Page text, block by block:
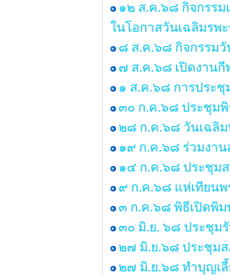
๑๒ ส.ค.๖๘ กิจกรรม
ในโอกาสวันเฉลิมรพ
๘ ส.ค.๖๘ กิจกรรม
๗ ส.ค.๖๘ เปิดงานกี
๑ ส.ค.๖๘ การประ
๓๐ ก.ค.๖๘ ประชุม
๒๘ ก.ค.๖๘ วันเฉลิม
๑๙ ก.ค.๖๘ ร่วมงา
๑๔ ก.ค.๖๘ ประชุม
๙ ก.ค.๖๘ แห่เทียน
๓ ก.ค.๖๘ พิธีเปิดพิ
๓๐ มิ.ย. ๖๘ ประชุม
๒๗ มิ.ย.๖๘ ประชุม
๒๗ มิ.ย.๖๘ ทำบุญเลี้